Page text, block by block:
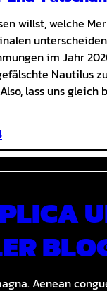
willst, welche
im Jahr
Nautilus
lass uns gleich
Aenean